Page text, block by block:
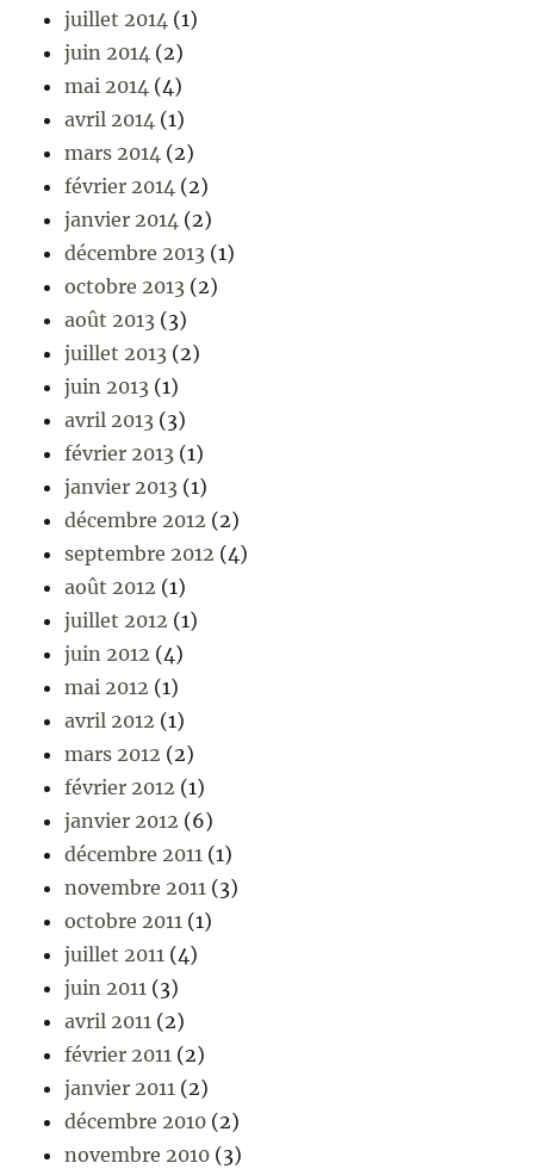
juillet 2014 (1)
juin 2014 (2)
mai 2014 (4)
avril 2014 (1)
mars 2014 (2)
février 2014 (2)
janvier 2014 (2)
décembre 2013 (1)
octobre 2013 (2)
août 2013 (3)
juillet 2013 (2)
juin 2013 (1)
avril 2013 (3)
février 2013 (1)
janvier 2013 (1)
décembre 2012 (2)
septembre 2012 (4)
août 2012 (1)
juillet 2012 (1)
juin 2012 (4)
mai 2012 (1)
avril 2012 (1)
mars 2012 (2)
février 2012 (1)
janvier 2012 (6)
décembre 2011 (1)
novembre 2011 (3)
octobre 2011 (1)
juillet 2011 (4)
juin 2011 (3)
avril 2011 (2)
février 2011 (2)
janvier 2011 (2)
décembre 2010 (2)
novembre 2010 (3)